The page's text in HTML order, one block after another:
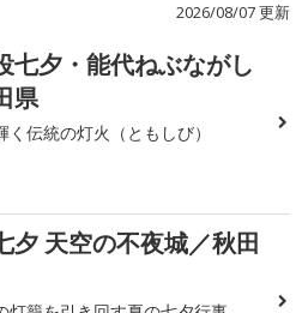
2026/08/07 更新
七夕・能代ねぶながし
県
く伝統の灯火（ともしび）
夕 天空の不夜城／秋田